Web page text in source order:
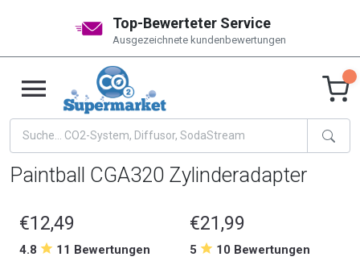
Top-Bewerteter Service
Ausgezeichnete kundenbewertungen
Paintball CGA320 Zylinderadapter
€12,49
4.8 11 Bewertungen
€21,99
5 10 Bewertungen